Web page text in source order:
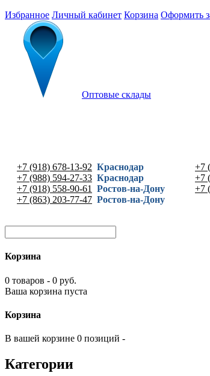
Избранное Личный кабинет Корзина Оформить
Оптовые склады
+7 (918) 678-13-92 Краснодар
+7 (988) 594-27-33 Краснодар
+7 (918) 558-90-61
Ростов-на-Дону
+7 (863) 203-77-47 Ростов-на-Дону
+7
+7
+7
Корзина
0 товаров - 0 руб.
Ваша корзина пуста
Корзина
В вашей корзине 0 позиций -
Категории